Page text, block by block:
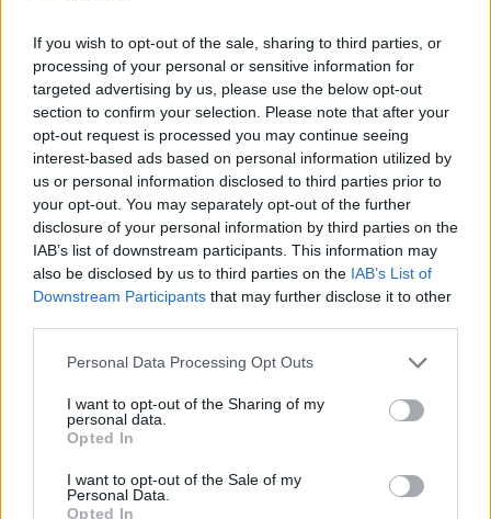
If you wish to opt-out of the sale, sharing to third parties, or
processing of your personal or sensitive information for
targeted advertising by us, please use the below opt-out
section to confirm your selection. Please note that after your
opt-out request is processed you may continue seeing
interest-based ads based on personal information utilized by
us or personal information disclosed to third parties prior to
your opt-out. You may separately opt-out of the further
disclosure of your personal information by third parties on the
IAB’s list of downstream participants. This information may
also be disclosed by us to third parties on the IAB’s List of
Downstream Participants that may further disclose it to other
Personal Data Processing Opt Outs
I want to opt-out of the Sharing of my
personal data.
Opted In
I want to opt-out of the Sale of my
Personal Data.
Opted In
“Πλάτωμα” του Δήμου Τρίπολης και “Σπαρτέας” του
Δήμου Ανατολικής Μάνης, που συμβάλλει
ουσιαστικά στην αποκατάσταση και την προστασία